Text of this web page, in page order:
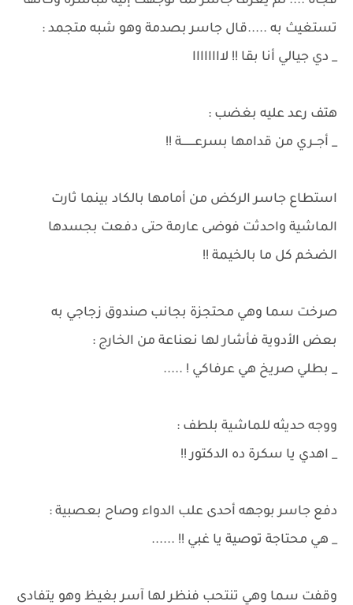
تستغيث به .....قال جاسر بصدمة وهو شبه متجمد :
_ دي جيالي أنا بقا !! لاااااااا
هتف رعد عليه بغضب :
_ أجــري من قدامها بسرعــــــــة !!
استطاع جاسر الركض من أمامها بالكاد بينما ثارت
الماشية واحدثت فوضى عارمة حتى دفعت بجسدها
الضخم كل ما بالخيمة !!
صرخت سما وهي محتجزة بجانب صندوق زجاجي به
بعض الأدوية فأشار لها نعناعة من الخارج :
_ بطلي صريخ هي عرفاكي ! .....
ووجه حديثه للماشية بلطف :
_ اهدي يا سكرة ده الدكتور !!
دفع جاسر بوجهه أحدى علب الدواء وصاح بعصبية :
_ هي محتاجة توصية يا غبي !! ......
وقفت سما وهي تنتحب فنظر لها آسر بغيظ وهو يتفادى